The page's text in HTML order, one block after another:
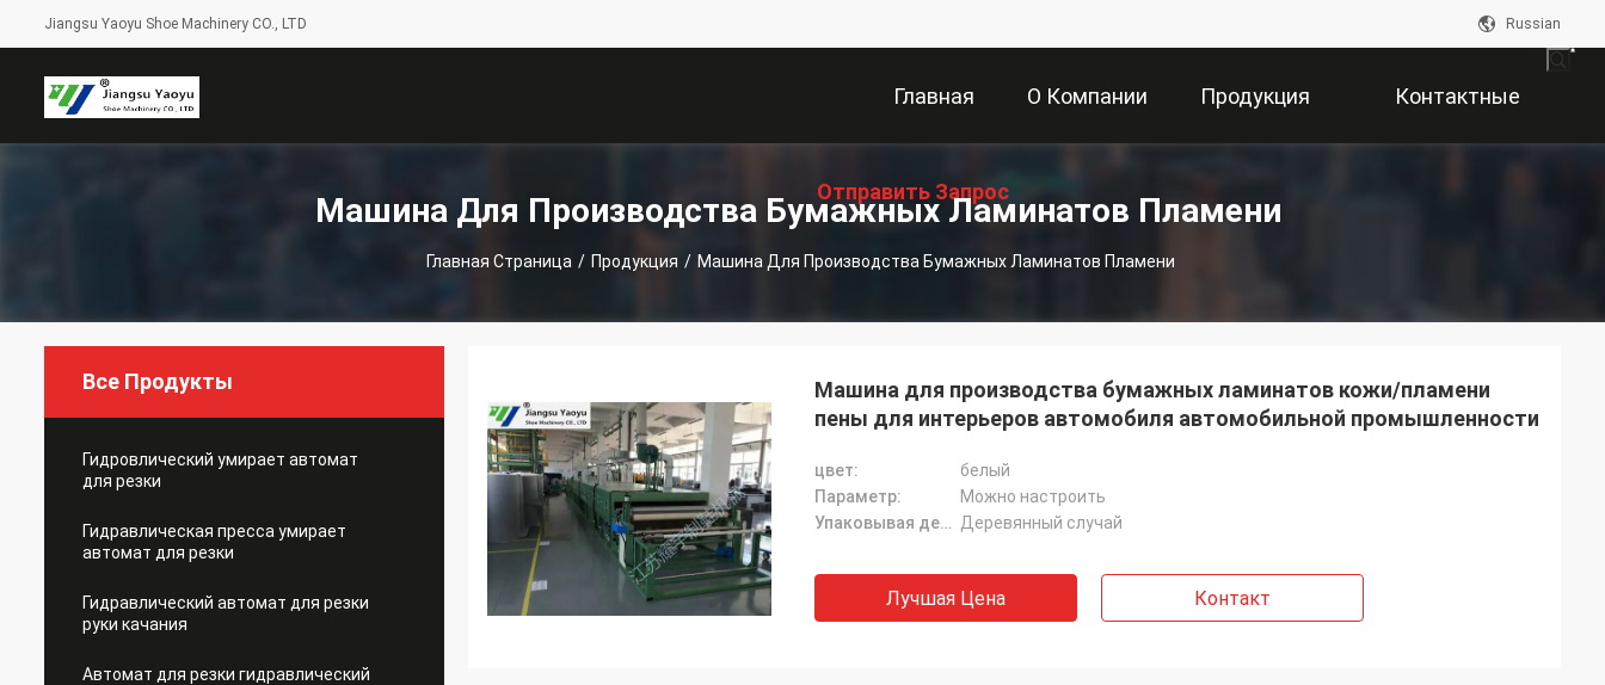
Jiangsu Yaoyu Shoe Machinery CO., LTD Russian
Главная
Страница
О Компании Продукция Контактные
Данные
Отправить Запрос
Машина Для Производства Бумажных Ламинатов Пламени
Главная Страница / Продукция / Машина Для Производства Бумажных Ламинатов Пламени
Все Продукты
Гидровлический умирает автомат
для резки
Гидравлическая пресса умирает
автомат для резки
Гидравлический автомат для резки
руки качания
Автомат для резки гидравлический
Машина для производства бумажных ламинатов кожи/пламени
пены для интерьеров автомобиля автомобильной промышленности
цвет:
белый
Параметр:
Можно настроить
Упаковывая детали: Деревянный случай
Лучшая Цена Контакт